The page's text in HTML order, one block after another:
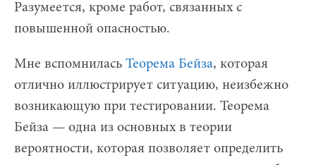
Разумеется, кроме работ, связанных с
повышенной опасностью.
Мне вспомнилась Теорема Бейза, которая
отлично иллюстрирует ситуацию, неизбежно
возникающую при тестировании. Теорема
Бейза — одна из основных в теории
вероятности, которая позволяет определить